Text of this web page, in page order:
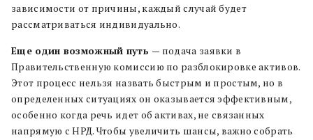
зависимости от причины, каждый случай будет
рассматриваться индивидуально.
Еще один возможный путь — подача заявки в
Правительственную комиссию по разблокировке активов.
Этот процесс нельзя назвать быстрым и простым, но в
определенных ситуациях он оказывается эффективным,
особенно когда речь идет об активах, не связанных
напрямую с НРД. Чтобы увеличить шансы, важно собрать